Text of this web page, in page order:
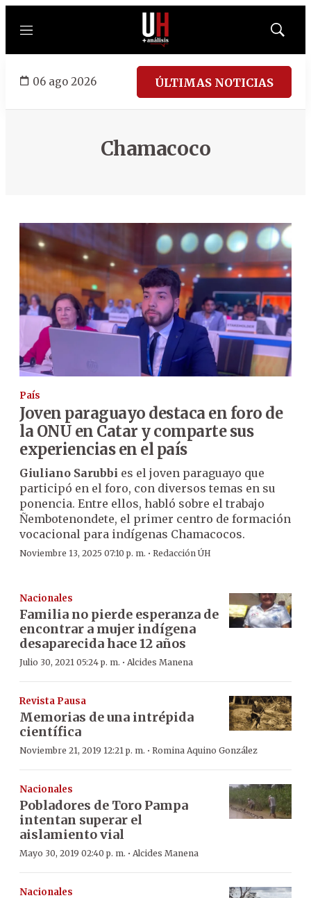
Menú
Mostrar
06 ago 2026 ÚLTIMAS NOTICIAS
Chamacoco
País
Joven paraguayo destaca en foro de
la ONU en Catar y comparte sus
experiencias en el país
Giuliano Sarubbi es el joven paraguayo que
participó en el foro, con diversos temas en su
ponencia. Entre ellos, habló sobre el trabajo
Ñembotenondete, el primer centro de formación
vocacional para indígenas Chamacocos.
Noviembre 13, 2025 07:10 p. m. · Redacción ÚH
Nacionales
Familia no pierde esperanza de
encontrar a mujer indígena
desaparecida hace 12 años
Julio 30, 2021 05:24 p. m. · Alcides Manena
Revista Pausa
Memorias de una intrépida
científica
Noviembre 21, 2019 12:21 p. m. · Romina Aquino González
Nacionales
Pobladores de Toro Pampa
intentan superar el
aislamiento vial
Mayo 30, 2019 02:40 p. m. · Alcides Manena
Nacionales